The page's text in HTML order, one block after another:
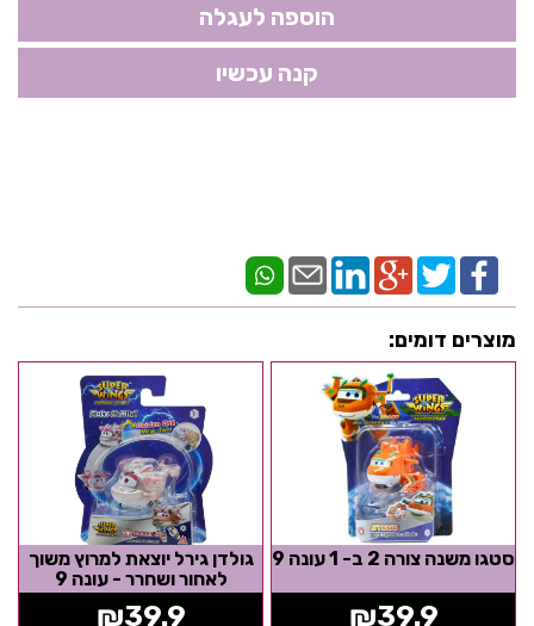
מוצרים דומים:
סטגו משנה צורה 2 ב- 1 עונה 9
₪39.9
גולדן גירל יוצאת למרוץ משוך
לאחור ושחרר - עונה 9
₪39.9